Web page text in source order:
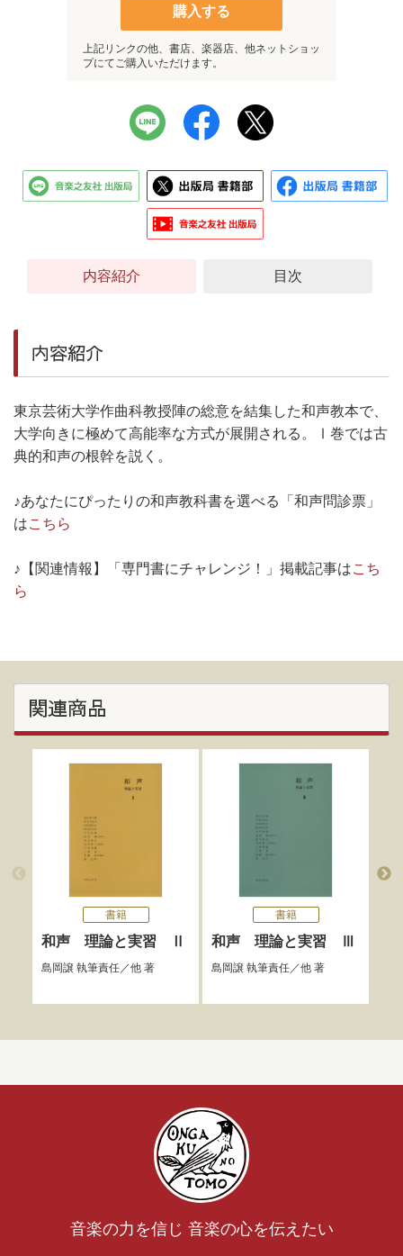
購入する
上記リンクの他、書店、楽器店、他ネットショッ
プにてご購入いただけます。
内容紹介 目次
内容紹介
東京芸術大学作曲科教授陣の総意を結集した和声教本で、
大学向きに極めて高能率な方式が展開される。Ⅰ巻では古
典的和声の根幹を説く。
♪あなたにぴったりの和声教科書を選べる「和声問診票」
はこちら
♪【関連情報】「専門書にチャレンジ！」掲載記事はこち
ら
関連商品
書籍
和声 理論と実習 Ⅱ
島岡譲執筆責任／他 著
書籍
和声 理論と実習 Ⅲ
島岡譲執筆責任／他 著
音楽の力を信じ 音楽の心を伝えたい